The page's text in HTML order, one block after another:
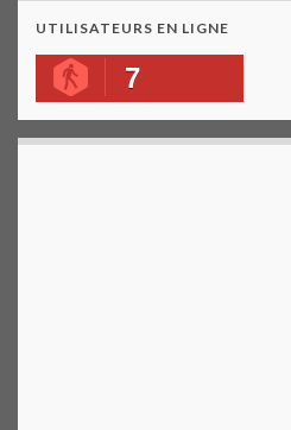
UTILISATEURS EN LIGNE
7